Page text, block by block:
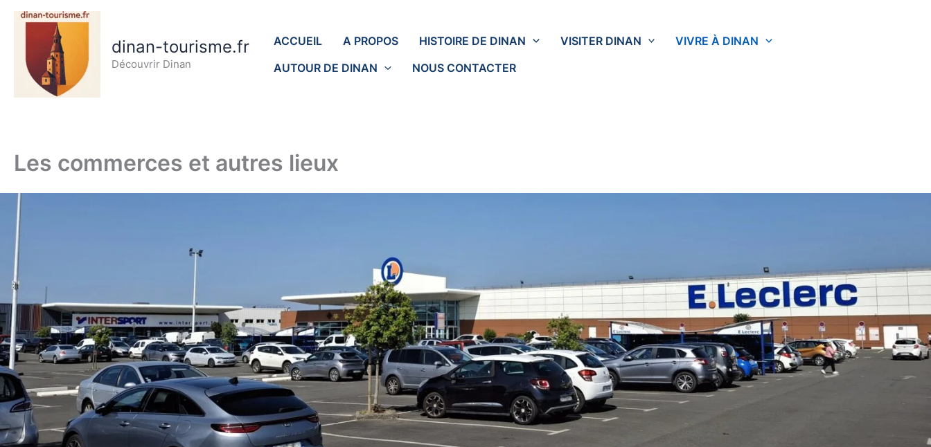
Aller
dinan-tourisme.fr
Découvrir Dinan
ACCUEIL A PROPOS HISTOIRE DE DINAN VISITER DINAN
VIVRE À DINAN
AUTOUR DE DINAN
NOUS CONTACTER
Les commerces et autres lieux